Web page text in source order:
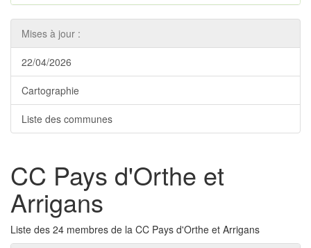
Mises à jour :
22/04/2026
Cartographie
Liste des communes
CC Pays d'Orthe et
Arrigans
Liste des 24 membres de la CC Pays d'Orthe et Arrigans